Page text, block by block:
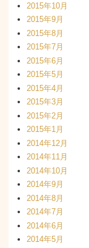
2015年10月
2015年9月
2015年8月
2015年7月
2015年6月
2015年5月
2015年4月
2015年3月
2015年2月
2015年1月
2014年12月
2014年11月
2014年10月
2014年9月
2014年8月
2014年7月
2014年6月
2014年5月